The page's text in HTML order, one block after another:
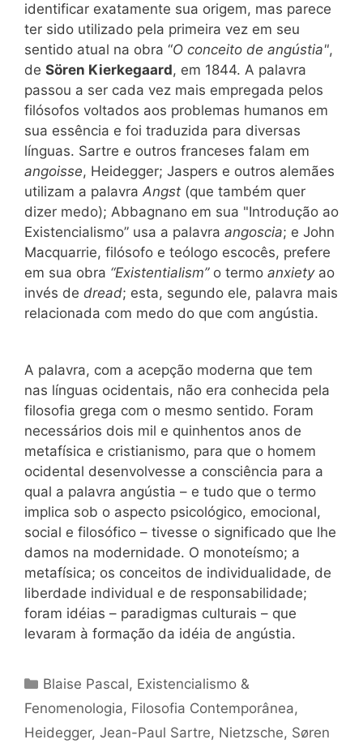
identificar exatamente sua origem, mas parece
ter sido utilizado pela primeira vez em seu
sentido atual na obra “O conceito de angústia",
de Sören Kierkegaard, em 1844. A palavra
passou a ser cada vez mais empregada pelos
filósofos voltados aos problemas humanos em
sua essência e foi traduzida para diversas
línguas. Sartre e outros franceses falam em
angoisse, Heidegger; Jaspers e outros alemães
utilizam a palavra Angst (que também quer
dizer medo); Abbagnano em sua "Introdução ao
Existencialismo” usa a palavra angoscia; e John
Macquarrie, filósofo e teólogo escocês, prefere
em sua obra “Existentialism”o termo anxietyao
invés de dread; esta, segundo ele, palavra mais
relacionada com medo do que com angústia.
A palavra, com a acepção moderna que tem
nas línguas ocidentais, não era conhecida pela
filosofia grega com o mesmo sentido. Foram
necessários dois mil e quinhentos anos de
metafísica e cristianismo, para que o homem
ocidental desenvolvesse a consciência para a
qual a palavra angústia – e tudo que o termo
implica sob o aspecto psicológico, emocional,
social e filosófico – tivesse o significado que lhe
damos na modernidade. O monoteísmo; a
metafísica; os conceitos de individualidade, de
liberdade individual e de responsabilidade;
foram idéias – paradigmas culturais – que
levaram à formação da idéia de angústia.
Categorias
Blaise Pascal, Existencialismo &
Fenomenologia, Filosofia Contemporânea,
Heidegger, Jean-Paul Sartre, Nietzsche, Søren